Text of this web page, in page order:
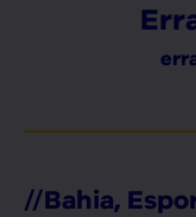
//Bahia,